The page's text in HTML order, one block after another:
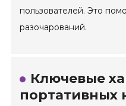
пользователей. Это
разочарований.
Ключевые
портативных